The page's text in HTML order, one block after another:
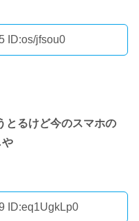
ID:os/jfsou0
とるけど今のスマホの
や
ID:eq1UgkLp0